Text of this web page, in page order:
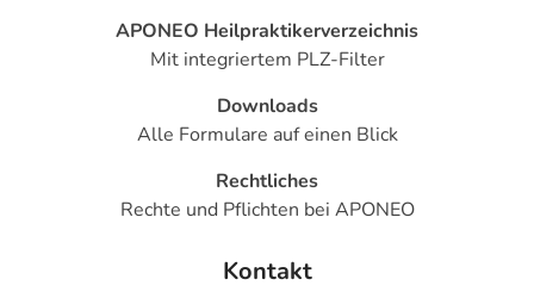
APONEO Heilpraktikerverzeichnis
Mit integriertem PLZ-Filter
Downloads
Alle Formulare auf einen Blick
Rechtliches
Rechte und Pflichten bei APONEO
Kontakt